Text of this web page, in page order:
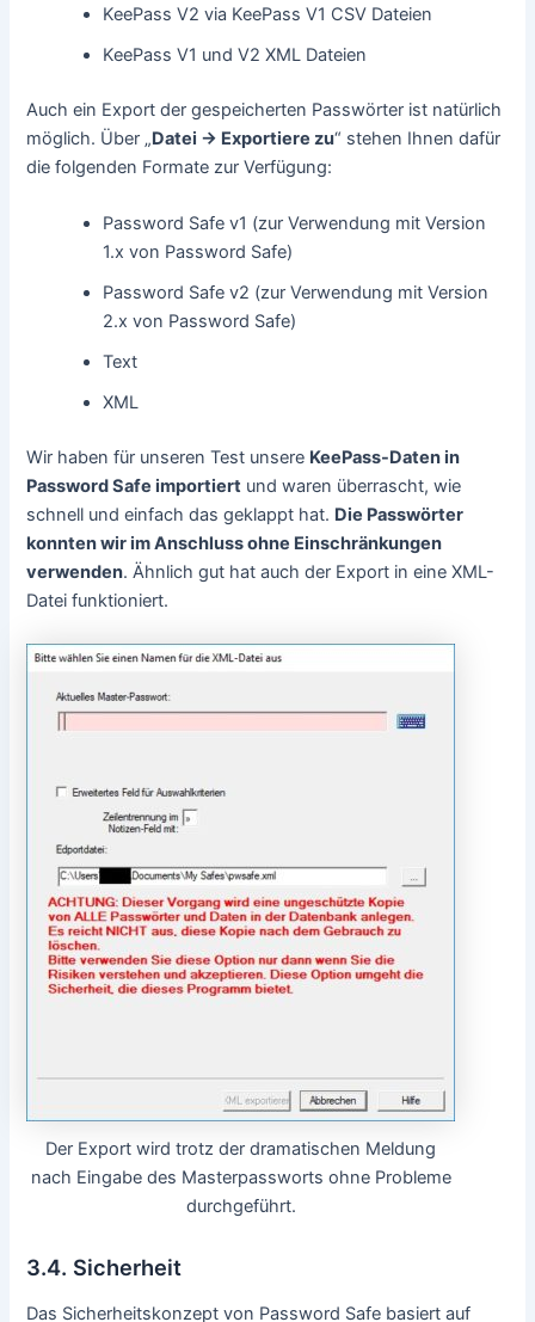
KeePass V2 via KeePass V1 CSV Dateien
KeePass V1 und V2 XML Dateien
Auch ein Export der gespeicherten Passwörter ist natürlich
möglich. Über „Datei -> Exportiere zu“ stehen Ihnen dafür
die folgenden Formate zur Verfügung:
Password Safe v1 (zur Verwendung mit Version
1.x von Password Safe)
Password Safe v2 (zur Verwendung mit Version
2.x von Password Safe)
Text
XML
Wir haben für unseren Test unsere KeePass-Daten in
Password Safe importiert und waren überrascht, wie
schnell und einfach das geklappt hat. Die Passwörter
konnten wir im Anschluss ohne Einschränkungen
verwenden. Ähnlich gut hat auch der Export in eine XML-
Datei funktioniert.
Der Export wird trotz der dramatischen Meldung
nach Eingabe des Masterpassworts ohne Probleme
durchgeführt.
3.4. Sicherheit
Das Sicherheitskonzept von Password Safe basiert auf